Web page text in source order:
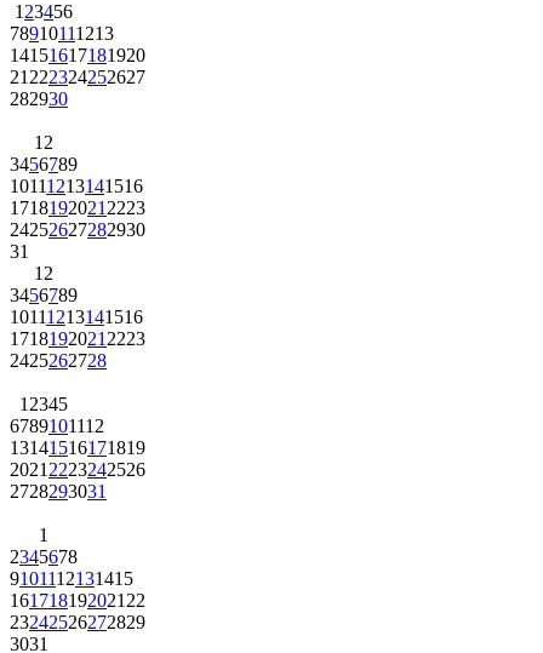
1 23456
78910111213
14151617181920
21 222324252627
282930
1 2
3456789
10111213141516
1718192021 2223
24252627282930
31
1 2
3456789
10111213141516
1718192021 2223
2425262728
1 2345
6789101112
13141516171819
2021 2223242526
2728293031
1
2345678
9101112131415
161718192021 22
23242526272829
3031